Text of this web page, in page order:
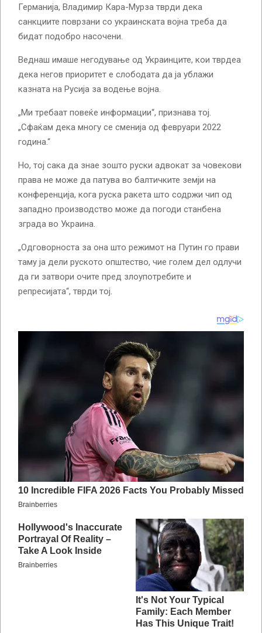
Германија, Владимир Кара-Мурза тврди дека
санкциите поврзани со украинската војна треба да
бидат подобро насочени.
Веднаш имаше негодување од Украинците, кои тврдеа
дека негов приоритет е слободата да ја ублажи
казната на Русија за водење војна.
„Ми требаат повеќе информации“, признава тој.
„Сфаќам дека многу се сменија од февруари 2022
година.“
Но, тој сака да знае зошто руски адвокат за човекови
права не може да патува во балтичките земји на
конференција, кога руска ракета што содржи чип од
западно производство може да погоди станбена
зграда во Украина.
„Одговорноста за она што режимот на Путин го прави
таму ја дели руското општество, чие голем дел одлучи
да ги затвори очите пред злоупотребите и
репресијата“, тврди тој.